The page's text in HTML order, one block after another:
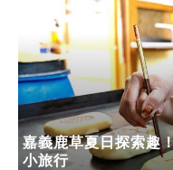
嘉義鹿草夏日探索趣
小旅行